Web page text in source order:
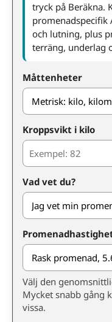
tryck på Beräkna.
promenadspecifik
och lutning, plus
terräng, underlag
Måttenheter
Kroppsvikt i kilo
Vad vet du?
Välj den
Mycket snabb gång
vissa.